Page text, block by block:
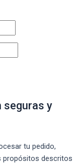
seguras y
tu pedido,
propósitos descritos